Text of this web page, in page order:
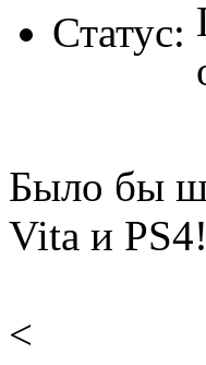
Статус:
Было бы
Vita и
<